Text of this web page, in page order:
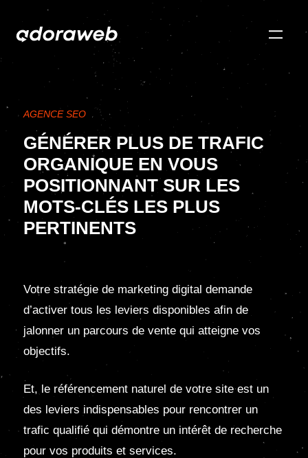
AGENCE SEO
GÉNÉRER PLUS DE TRAFIC
ORGANIQUE EN VOUS
POSITIONNANT SUR LES
MOTS-CLÉS LES PLUS
PERTINENTS
Votre stratégie de marketing digital demande
d’activer tous les leviers disponibles afin de
jalonner un parcours de vente qui atteigne vos
objectifs.
Et, le référencement naturel de votre site est un
des leviers indispensables pour rencontrer un
trafic qualifié qui démontre un intérêt de recherche
pour vos produits et services.